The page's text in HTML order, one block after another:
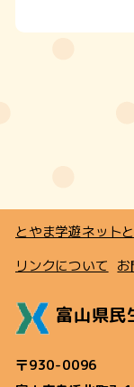
とやま学遊ネット
リンクについて
富山県民
〒930-0096